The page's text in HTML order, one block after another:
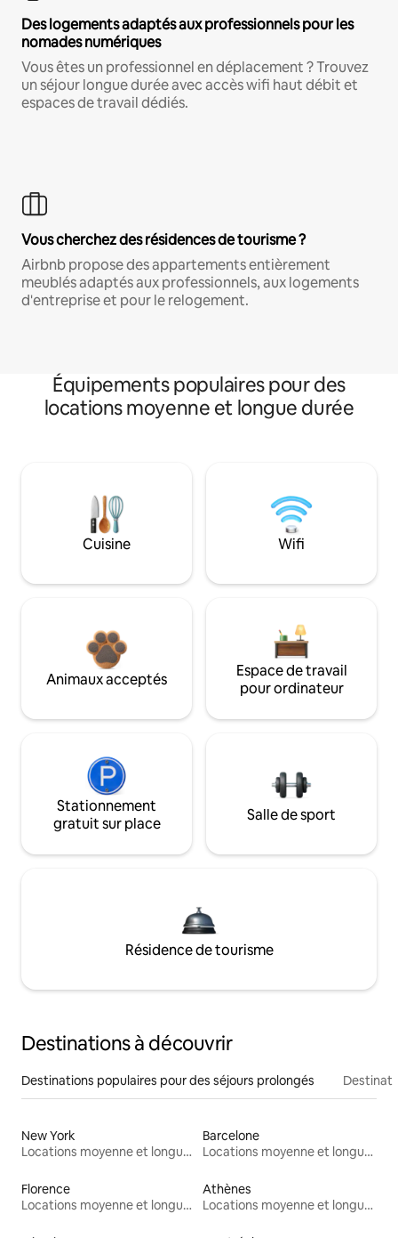
Des logements adaptés aux professionnels pour les
nomades numériques
Vous êtes un professionnel en déplacement ? Trouvez
un séjour longue durée avec accès wifi haut débit et
espaces de travail dédiés.
Vous cherchez des résidences de tourisme ?
Airbnb propose des appartements entièrement
meublés adaptés aux professionnels, aux logements
d'entreprise et pour le relogement.
Équipements populaires pour des
locations moyenne et longue durée
Cuisine Wifi
Animaux acceptés
Espace de travail
pour ordinateur
Stationnement
gratuit sur place
Salle de sport
Résidence de tourisme
Destinations à découvrir
Destinations populaires pour des séjours prolongés
New York
Locations moyenne et longue durée
Barcelone
Locations moyenne et longue durée
Florence
Locations moyenne et longue durée
Athènes
Locations moyenne et longue durée